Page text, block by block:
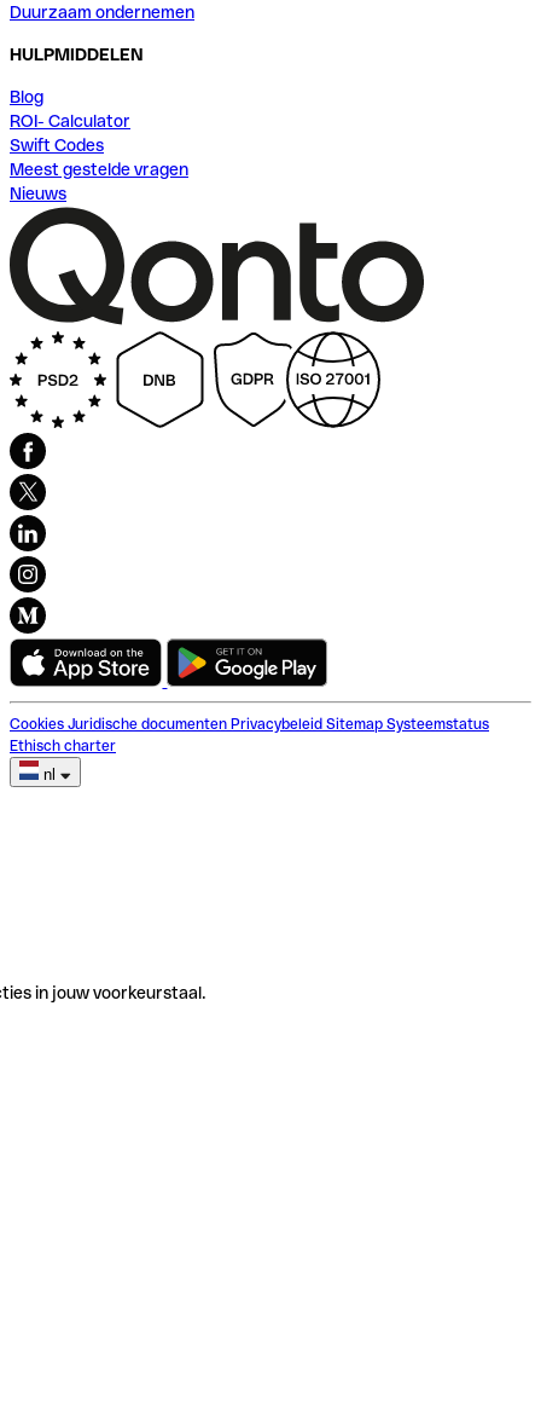
Duurzaam ondernemen
HULPMIDDELEN
Blog
ROI- Calculator
Swift Codes
Meest gestelde vragen
Nieuws
Cookies Juridische documenten Privacybeleid Sitemap Systeemstatus
Ethisch charter
nl
in jouw voorkeurstaal.